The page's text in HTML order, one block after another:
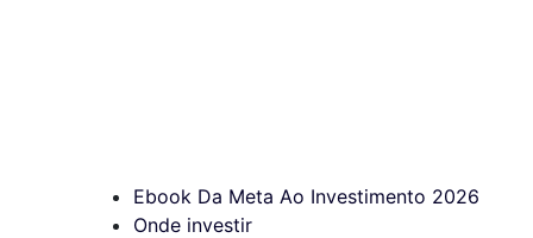
Ebook Da Meta Ao Investimento 2026
Onde investir